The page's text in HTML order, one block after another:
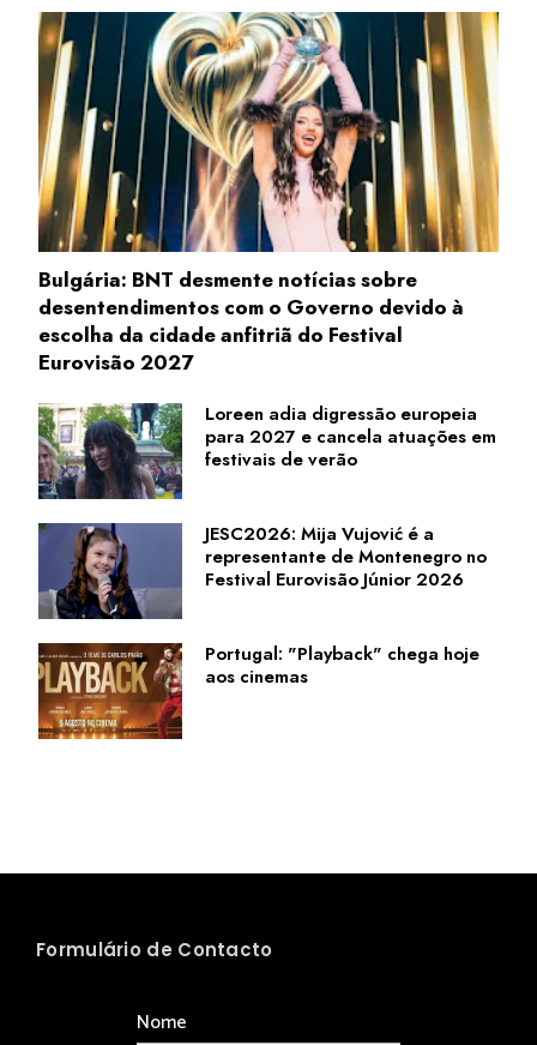
Bulgária: BNT desmente notícias sobre
desentendimentos com o Governo devido à
escolha da cidade anfitriã do Festival
Eurovisão 2027
Loreen adia digressão europeia
para 2027 e cancela atuações em
festivais de verão
JESC2026: Mija Vujović é a
representante de Montenegro no
Festival Eurovisão Júnior 2026
Portugal: "Playback" chega hoje
aos cinemas
Formulário de Contacto
Nome